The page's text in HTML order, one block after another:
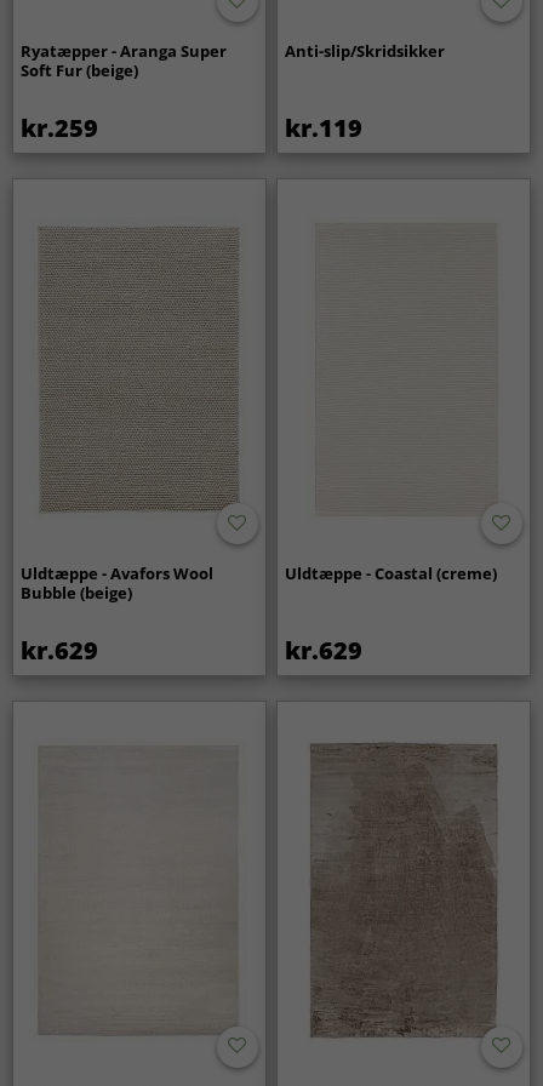
Ryatæpper - Aranga Super
Soft Fur (beige)
kr.259
Anti-slip/Skridsikker
kr.119
Uldtæppe - Avafors Wool
Bubble (beige)
kr.629
Uldtæppe - Coastal (creme)
kr.629